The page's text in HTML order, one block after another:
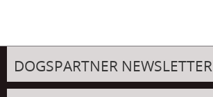
DOGSPARTNER NEWSLETTER